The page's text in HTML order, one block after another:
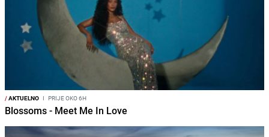
/AKTUELNO I PRIJE OKO 6H
Blossoms - Meet Me In Love